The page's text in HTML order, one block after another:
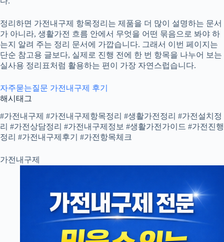
정리하면 가전내구제 항목정리는 제품을 더 많이 설명하는 문서
가 아니라, 생활가전 흐름 안에서 무엇을 어떤 묶음으로 봐야 하
는지 알려 주는 정리 문서에 가깝습니다. 그래서 이번 페이지는
단순 참고용 글보다, 실제로 진행 전에 한 번 항목을 나누어 보는
실사용 정리표처럼 활용하는 편이 가장 자연스럽습니다.
자주묻는질문 가전내구제 후기
해시태그
#가전내구제 #가전내구제항목정리 #생활가전정리 #가전설치정
리 #가전상담정리 #가전내구제정보 #생활가전가이드 #가전진행
정리 #가전내구제후기 #가전항목체크
가전내구제